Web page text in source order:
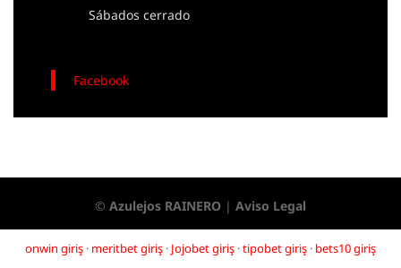
Sábados cerrado
Facebook
© Azulejos RAINERO| Aviso Legal
onwin giriş · meritbet giriş · Jojobet giriş ·tipobet giriş · bets10 giriş